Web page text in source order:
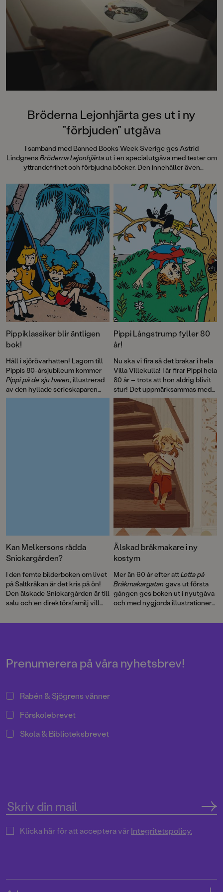
Dahlberg slår sina
denna galet kaosiga
medryckande
Hallhagen tipsar
SvD"Mycket
uppslag finns tusen
följa familjens hund
sniffande äventyr."
DN"En bok som
BTJ.
Bröderna Lejonhjärta ges ut i ny
”förbjuden” utgåva
I samband med Banned Books Week Sverige ges Astrid
LindgrensBröderna Lejonhjärtaut i en specialutgåva med texter om
yttrandefrihet och förbjudna böcker. Den innehåller även
exemplar, sk Samizdat, via hemliga nätverk i Tjeckoslovakien under
Kalla kriget på 80-talet. Pocketutgåvan avslutas med efterord av
Laurie Halse Anderson, 2023 års mottagare av Astrid Lindgren
Memorial Award, som vi även publicerar här.
Pippiklassiker blir äntligen
bok!
Håll i sjörövarhatten! Lagom till
Pippis 80-årsjubileum kommer
Pippi på de sju haven, illustrerad
av den hyllade serieskaparen
Fabian Göranson. Astrid
Pippi Långstrump fyller 80
år!
Nu ska vi fira så det brakar i hela
Villa Villekulla! I år firar Pippi hela
80 år – trots att hon aldrig blivit
stur! Det uppmärksammas med
flera böcker, däribland David
Känner du Astrid
Lindgrenoch en
genomillustrerad version av
Pippi på de sju haven.
Kan Melkersons rädda
Snickargården?
I den femte bilderboken om livet
på Saltkråkan är det kris på ön!
Den älskade Snickargården är till
salu och en direktörsfamilj vill
bygga en bungalow …
berättelse.
Älskad bråkmakare i ny
kostym
Mer än 60 år efter attLotta på
Bråkmakargatan gavs ut första
gången ges boken ut i nyutgåva
och med nygjorda illustrationer
Prenumerera på våra nyhetsbrev!
Rabén & Sjögrens vänner
Förskolebrevet
Skola & Biblioteksbrevet
Klicka här för att acceptera vårIntegritetspolicy.